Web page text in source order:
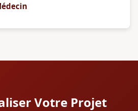
Votre Projet